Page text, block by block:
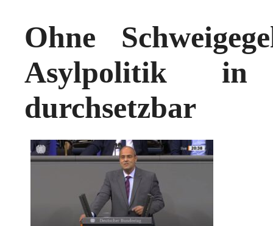
Ohne
Asylpolitik in
durchsetzbar